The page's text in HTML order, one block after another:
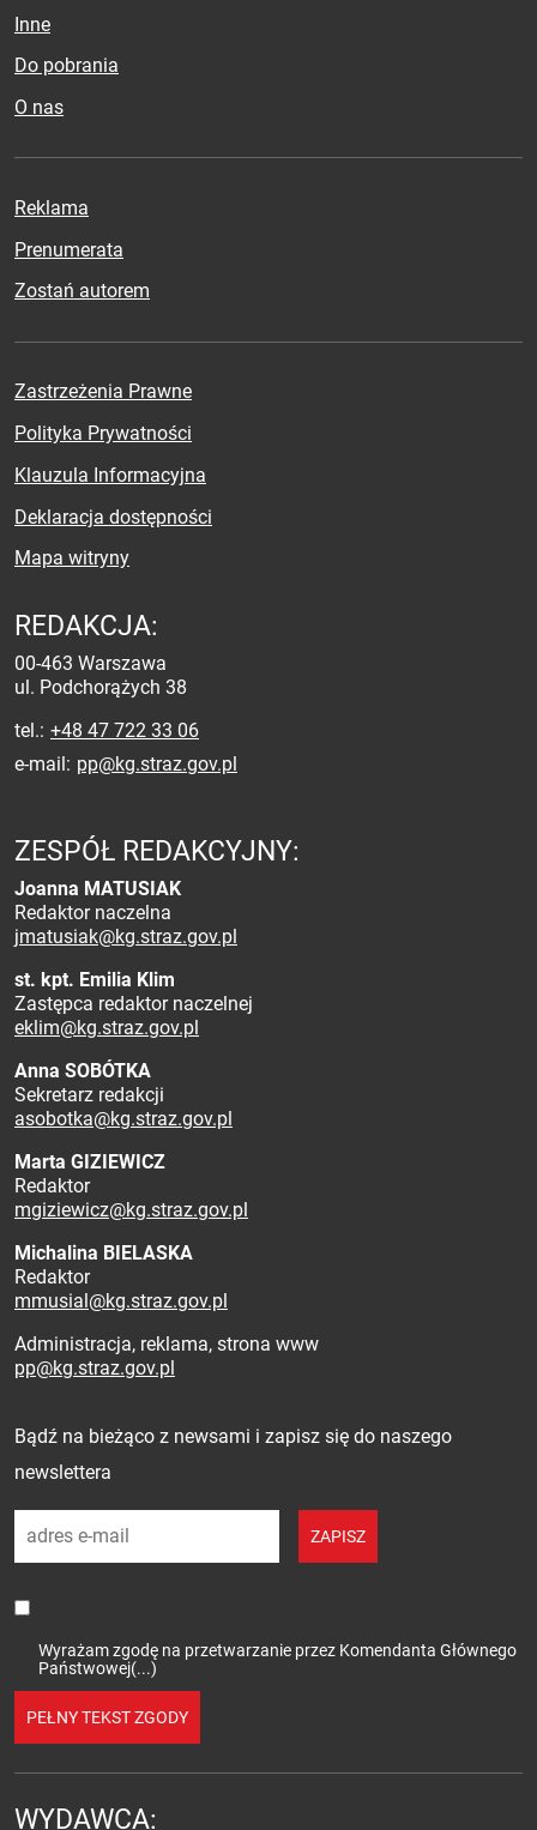
Zapisz się do newslettera
Bądź na bieżąco z newsami i zapisz się do naszego
newslettera
adres e-mail ZAPISZ
Wyrażam zgodę na przetwarzanie przez Komendanta Głównego
Państwowej(...)
PEŁNY TEKST ZGODY
WYDAWCA:
Inne
Do pobrania
O nas
Reklama
Prenumerata
Zostań autorem
Zastrzeżenia Prawne
Polityka Prywatności
Klauzula Informacyjna
Deklaracja dostępności
Mapa witryny
REDAKCJA:
00-463 Warszawa
ul. Podchorążych 38
tel. +48 47 722 33 06
e-mail pp@kg.straz.gov.pl
ZESPÓŁ REDAKCYJNY:
Joanna MATUSIAK
Redaktor naczelna
jmatusiak@kg.straz.gov.pl
st. kpt. Emilia Klim
Zastępca redaktor naczelnej
eklim@kg.straz.gov.pl
Anna SOBÓTKA
Sekretarz redakcji
asobotka@kg.straz.gov.pl
Marta GIZIEWICZ
Redaktor
mgiziewicz@kg.straz.gov.pl
Michalina BIELASKA
Redaktor
mmusial@kg.straz.gov.pl
Administracja, reklama, strona www
pp@kg.straz.gov.pl